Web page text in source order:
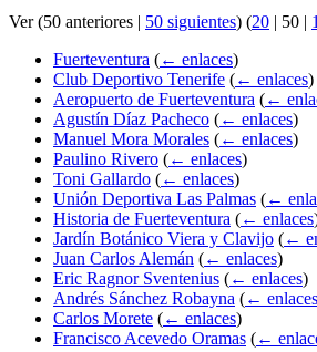
Ver (50 anteriores | 50 siguientes) (20 | 50 |
Fuerteventura (← enlaces)
Club Deportivo Tenerife (← enlaces)
Aeropuerto de Fuerteventura (←
Agustín Díaz Pacheco (← enlaces)
Manuel Mora Morales (← enlaces)
Paulino Rivero (← enlaces)
Toni Gallardo (← enlaces)
Unión Deportiva Las Palmas (←
Historia de Fuerteventura (← enlaces
Jardín Botánico Viera y Clavijo (←
Juan Carlos Alemán (← enlaces)
Eric Ragnor Sventenius (← enlaces)
Andrés Sánchez Robayna (← enlaces
Carlos Morete (← enlaces)
Francisco Acevedo Oramas (←